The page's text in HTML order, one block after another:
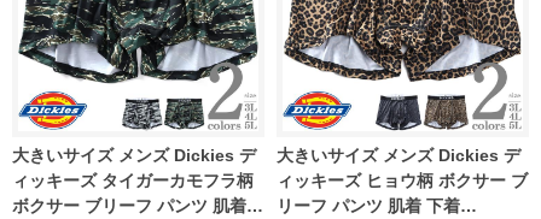
大きいサイズ メンズ Dickies デ
ィッキーズ タイガーカモフラ柄
ボクサー ブリーフ パンツ 肌着
大きいサイズ メンズ Dickies デ
ィッキーズ ヒョウ柄 ボクサー ブ
リーフ パンツ 肌着 下着